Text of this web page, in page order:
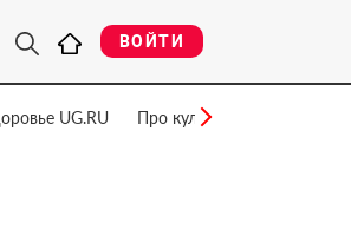
ВОЙТИ
UG.RU Про культуру UG.RU